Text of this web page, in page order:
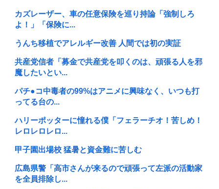
カズレーザー、車の任意保険を巡り持論「強制しろ
よ！」「保険に...
うんち移植でアレルギー改善 人間では初の実証
共産党信者「募金で共産党を叩くのは、頑張る人を邪
魔したいとい...
パチ●コ中毒者の99%はアニメに興味なく、いつも打
ってる台の...
ハリーポッターに憧れる僕「フェラーチオ！苦しめ！
レロレロレロ...
甲子園出場校 猛暑と資金難に苦しむ
広島県警「高市さんが来るので頑張って左派の活動家
を全員排除し...